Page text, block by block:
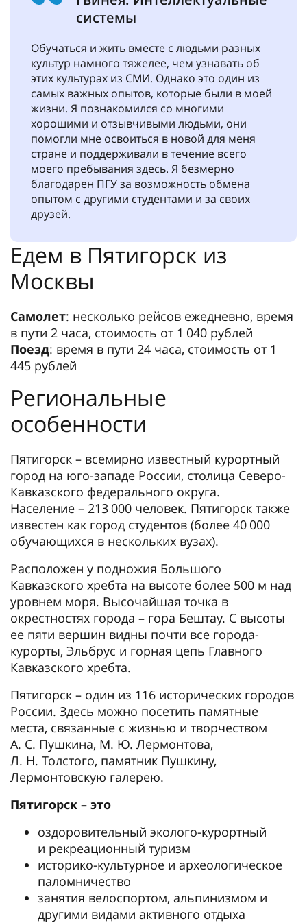
системы
Обучаться и жить вместе с людьми разных
культур намного тяжелее, чем узнавать об
этих культурах из СМИ. Однако это один из
самых важных опытов, которые были в моей
жизни. Я познакомился со многими
хорошими и отзывчивыми людьми, они
помогли мне освоиться в новой для меня
стране и поддерживали в течение всего
моего пребывания здесь. Я безмерно
благодарен ПГУ за возможность обмена
опытом с другими студентами и за своих
друзей.
Едем в Пятигорск из
Москвы
Самолет: несколько рейсов ежедневно, время
в пути 2 часа, стоимость от 1 040 рублей
Поезд: время в пути 24 часа, стоимость от 1
445 рублей
Региональные
особенности
Пятигорск – всемирно известный курортный
город на юго-западе России, столица Северо-
Кавказского федерального округа.
Население – 213 000 человек. Пятигорск также
известен как город студентов (более 40 000
обучающихся в нескольких вузах).
Расположен у подножия Большого
Кавказского хребта на высоте более 500 м над
уровнем моря. Высочайшая точка в
окрестностях города – гора Бештау. С высоты
ее пяти вершин видны почти все города-
курорты, Эльбрус и горная цепь Главного
Кавказского хребта.
Пятигорск – один из 116 исторических городов
России. Здесь можно посетить памятные
места, связанные с жизнью и творчеством
А. С. Пушкина, М. Ю. Лермонтова,
Л. Н. Толстого, памятник Пушкину,
Лермонтовскую галерею.
Пятигорск – это
оздоровительный эколого-курортный
и рекреационный туризм
историко-культурное и археологическое
паломничество
занятия велоспортом, альпинизмом и
другими видами активного отдыха